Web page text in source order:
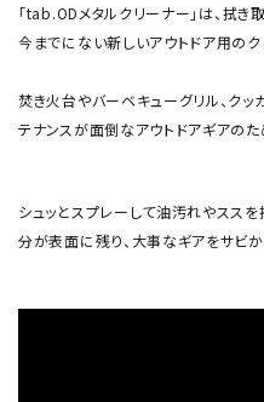
「tab.ODメタルクリーナー」は、拭
今までにない新しいアウトドア用のク
焚き火台やバーベキューグリル、クッ
テナンスが面倒なアウトドアギアの
シュッとスプレーして油汚れやスス
分が表面に残り、大事なギアをサビか